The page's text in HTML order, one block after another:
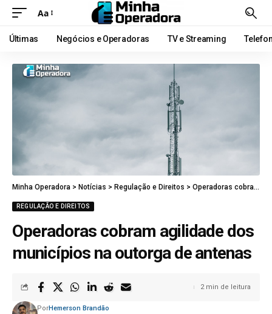
Aa
Últimas Negócios e Operadoras TV e Streaming
Minha Operadora > Notícias > Regulação e Direitos > Operadoras cobram agilidade dos municípios na outorga de antenas
REGULAÇÃO E DIREITOS
Operadoras cobram agilidade dos
municípios na outorga de antenas
PorHemerson Brandão
2 min de leitura